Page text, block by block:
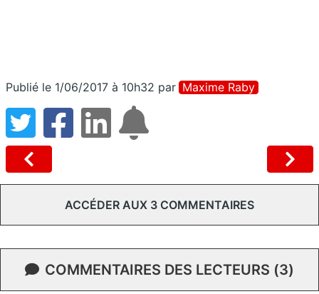
Publié le 1/06/2017 à 10h32 par Maxime Raby
ACCÉDER AUX 3 COMMENTAIRES
COMMENTAIRES DES LECTEURS (3)